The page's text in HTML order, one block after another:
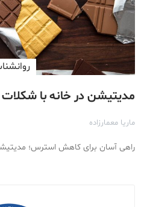
مدیتیشن در خانه با شکلات
ماریا معمارزاده
راهی آسان برای کاهش استرس؛